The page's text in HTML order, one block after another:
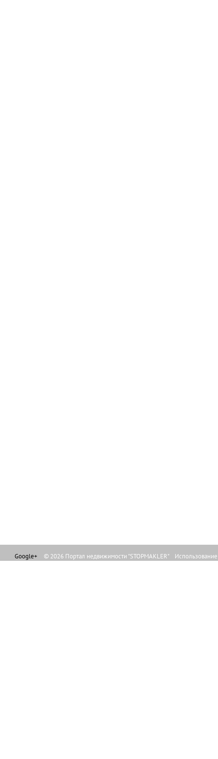
Google+ © 2026 Портал недвижимости "STOPMAKLER"